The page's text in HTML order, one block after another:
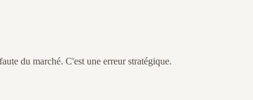
du marché. C'est une erreur stratégique.